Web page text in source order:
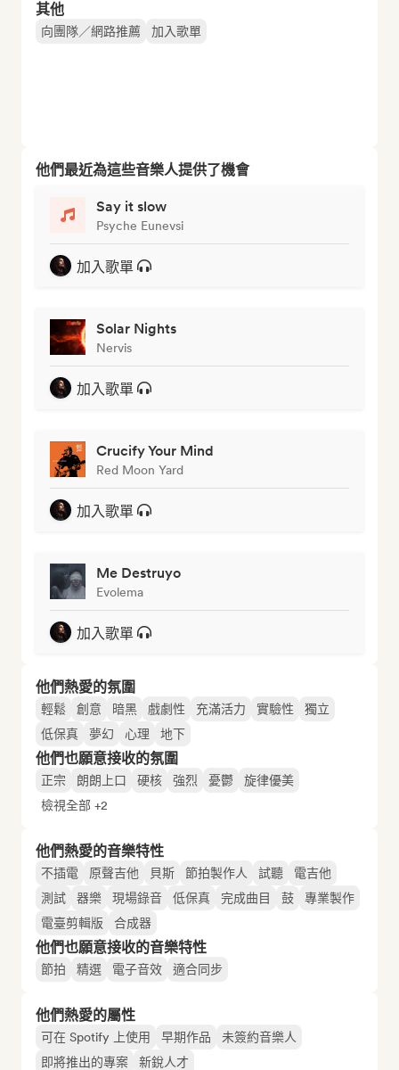
其他
向團隊／網路推薦 加入歌單
他們最近為這些音樂人提供了機會
Say it slow
Psyche Eunevsi
加入歌單
Solar Nights
Nervis
加入歌單
Crucify Your Mind
Red Moon Yard
加入歌單
Me Destruyo
Evolema
加入歌單
他們熱愛的氛圍
輕鬆 創意 暗黑 戲劇性 充滿活力 實驗性
獨立
低保真
夢幻 心理 地下
他們也願意接收的氛圍
正宗 朗朗上口 硬核 強烈 憂鬱
旋律優美
檢視全部 +2
他們熱愛的音樂特性
不插電 原聲吉他 貝斯 節拍製作人 試聽
電吉他
測試
器樂 現場錄音 低保真 完成曲目 鼓
專業製作
電臺剪輯版
合成器
他們也願意接收的音樂特性
節拍 精選 電子音效 適合同步
他們熱愛的屬性
可在 Spotify 上使用 早期作品
未簽約音樂人
即將推出的專案
新銳人才